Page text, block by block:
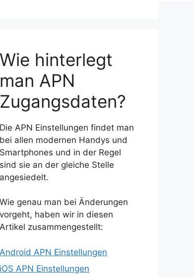
Wie hinterlegt
man APN
Zugangsdaten?
Die APN Einstellungen findet man
bei allen modernen Handys und
Smartphones und in der Regel
sind sie an der gleiche Stelle
angesiedelt.
Wie genau man bei Änderungen
vorgeht, haben wir in diesen
Artikel zusammengestellt:
Android APN Einstellungen
iOS APN Einstellungen